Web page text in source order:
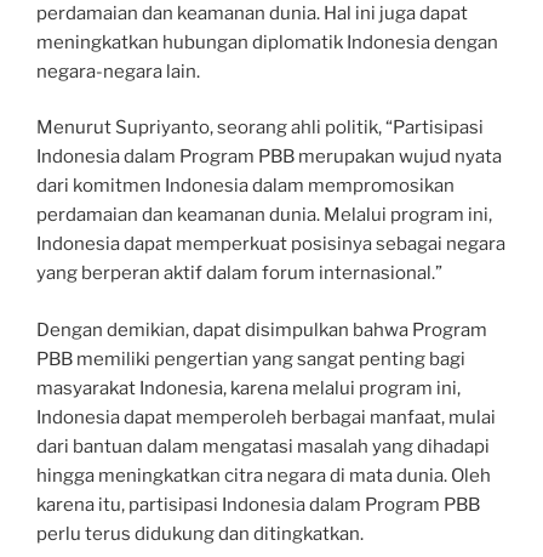
perdamaian dan keamanan dunia. Hal ini juga dapat
meningkatkan hubungan diplomatik Indonesia dengan
negara-negara lain.
Menurut Supriyanto, seorang ahli politik, “Partisipasi
Indonesia dalam Program PBB merupakan wujud nyata
dari komitmen Indonesia dalam mempromosikan
perdamaian dan keamanan dunia. Melalui program ini,
Indonesia dapat memperkuat posisinya sebagai negara
yang berperan aktif dalam forum internasional.”
Dengan demikian, dapat disimpulkan bahwa Program
PBB memiliki pengertian yang sangat penting bagi
masyarakat Indonesia, karena melalui program ini,
Indonesia dapat memperoleh berbagai manfaat, mulai
dari bantuan dalam mengatasi masalah yang dihadapi
hingga meningkatkan citra negara di mata dunia. Oleh
karena itu, partisipasi Indonesia dalam Program PBB
perlu terus didukung dan ditingkatkan.